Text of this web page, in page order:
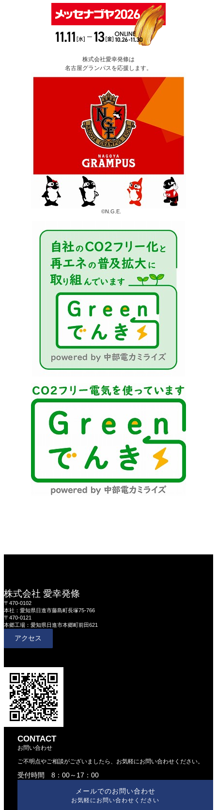
株式会社愛幸発條は
名古屋グランパスを応援します。
©N.G.E.
株式会社 愛幸発條
〒470-0102
本社：愛知県日進市藤島町長塚75-766
〒470-0121
本郷工場：愛知県日進市本郷町前田621
アクセス
CONTACT
お問い合わせ
ご不明点やご相談がございましたら、お気軽にお問い合わせください。
受付時間 8：00～17：00
メールでのお問い合わせ
お気軽にお問い合わせください